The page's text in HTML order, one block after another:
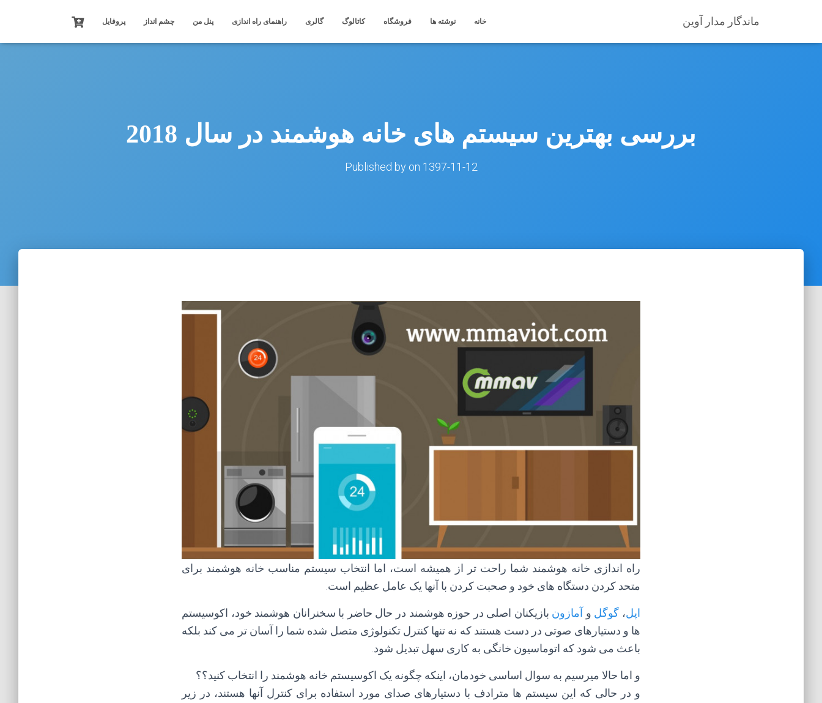
ماندگار مدار آوین خانه نوشته ها فروشگاه کاتالوگ گالری راهنمای راه اندازی پنل من چشم انداز پروفایل
بررسی بهترین سیستم های خانه هوشمند در سال 2018
Published by on 1397-11-12
راه اندازی خانه هوشمند شما راحت تر از همیشه است، اما انتخاب سیستم مناسب خانه هوشمند برای
متحد کردن دستگاه های خود و صحبت کردن با آنها یک عامل عظیم است.
اپل، گوگل و آمازون بازیکنان اصلی در حوزه هوشمند در حال حاضر با سخنرانان هوشمند خود، اکوسیستم
ها و دستیارهای صوتی در دست هستند که نه تنها کنترل تکنولوژی متصل شده شما را آسان تر می کند بلکه
باعث می شود که اتوماسیون خانگی به کاری سهل تبدیل شود.
و اما حالا میرسیم به سوال اساسی خودمان، اینکه چگونه یک اکوسیستم خانه هوشمند را انتخاب کنید؟؟
و در حالی که این سیستم ها مترادف با دستیارهای صدای مورد استفاده برای کنترل آنها هستند، در زیر